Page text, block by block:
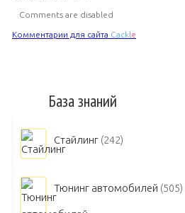
Comments are disabled
Комментарии для сайта Cackle
База знаний
Стайлинг (242)
Тюнинг автомобилей (505)